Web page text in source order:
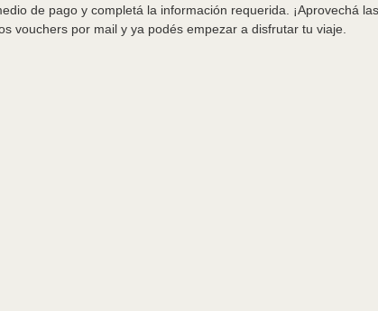
de pago y completá la información requerida. ¡Aprovechá
vouchers por mail y ya podés empezar a disfrutar tu viaje.